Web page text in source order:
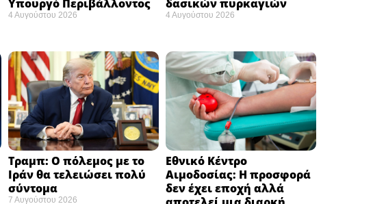
Υπουργό Περιβάλλοντος
4 Αυγούστου 2026
δασικών πυρκαγιών
4 Αυγούστου 2026
Τραμπ: Ο πόλεμος με το
Ιράν θα τελειώσει πολύ
σύντομα ​
7 Αυγούστου 2026
Εθνικό Κέντρο
Αιμοδοσίας: H προσφορά
δεν έχει εποχή αλλά